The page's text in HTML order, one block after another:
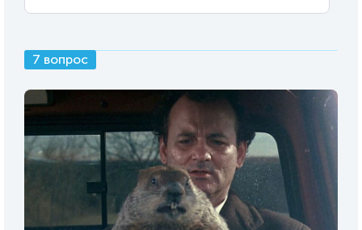
7 вопрос